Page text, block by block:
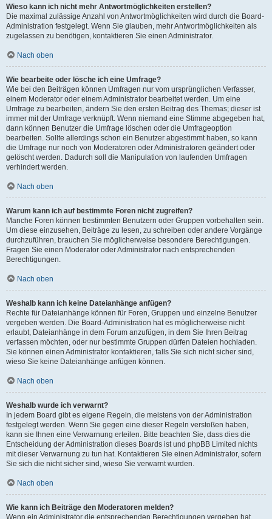
Wieso kann ich nicht mehr Antwortmöglichkeiten erstellen?
Die maximal zulässige Anzahl von Antwortmöglichkeiten wird durch die Board-
Administration festgelegt. Wenn Sie glauben, mehr Antwortmöglichkeiten als
zugelassen zu benötigen, kontaktieren Sie einen Administrator.
Nach oben
Wie bearbeite oder lösche ich eine Umfrage?
Wie bei den Beiträgen können Umfragen nur vom ursprünglichen Verfasser,
einem Moderator oder einem Administrator bearbeitet werden. Um eine
Umfrage zu bearbeiten, ändern Sie den ersten Beitrag des Themas; dieser ist
immer mit der Umfrage verknüpft. Wenn niemand eine Stimme abgegeben hat,
dann können Benutzer die Umfrage löschen oder die Umfrageoption
bearbeiten. Sollte allerdings schon ein Benutzer abgestimmt haben, so kann
die Umfrage nur noch von Moderatoren oder Administratoren geändert oder
gelöscht werden. Dadurch soll die Manipulation von laufenden Umfragen
verhindert werden.
Nach oben
Warum kann ich auf bestimmte Foren nicht zugreifen?
Manche Foren können bestimmten Benutzern oder Gruppen vorbehalten sein.
Um diese einzusehen, Beiträge zu lesen, zu schreiben oder andere Vorgänge
durchzuführen, brauchen Sie möglicherweise besondere Berechtigungen.
Fragen Sie einen Moderator oder Administrator nach entsprechenden
Berechtigungen.
Nach oben
Weshalb kann ich keine Dateianhänge anfügen?
Rechte für Dateianhänge können für Foren, Gruppen und einzelne Benutzer
vergeben werden. Die Board-Administration hat es möglicherweise nicht
erlaubt, Dateianhänge in dem Forum anzufügen, in dem Sie Ihren Beitrag
verfassen möchten, oder nur bestimmte Gruppen dürfen Dateien hochladen.
Sie können einen Administrator kontaktieren, falls Sie sich nicht sicher sind,
wieso Sie keine Dateianhänge anfügen können.
Nach oben
Weshalb wurde ich verwarnt?
In jedem Board gibt es eigene Regeln, die meistens von der Administration
festgelegt werden. Wenn Sie gegen eine dieser Regeln verstoßen haben,
kann sie Ihnen eine Verwarnung erteilen. Bitte beachten Sie, dass dies die
Entscheidung der Administration dieses Boards ist und phpBB Limited nichts
mit dieser Verwarnung zu tun hat. Kontaktieren Sie einen Administrator, sofern
Sie sich die nicht sicher sind, wieso Sie verwarnt wurden.
Nach oben
Wie kann ich Beiträge den Moderatoren melden?
Wenn ein Administrator die entsprechenden Berechtigungen vergeben hat,